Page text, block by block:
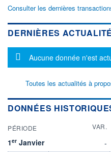
Consulter les dernières
DERNIÈRES
Message d'information
Aucune donnée n'est
Toutes les actualités à
DONNÉES
PÉRIODE VAR.
1er Janvier -